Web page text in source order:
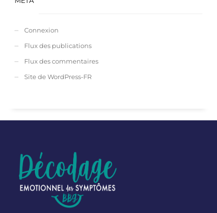
Connexion
Flux des publications
Flux des commentaires
Site de WordPress-FR